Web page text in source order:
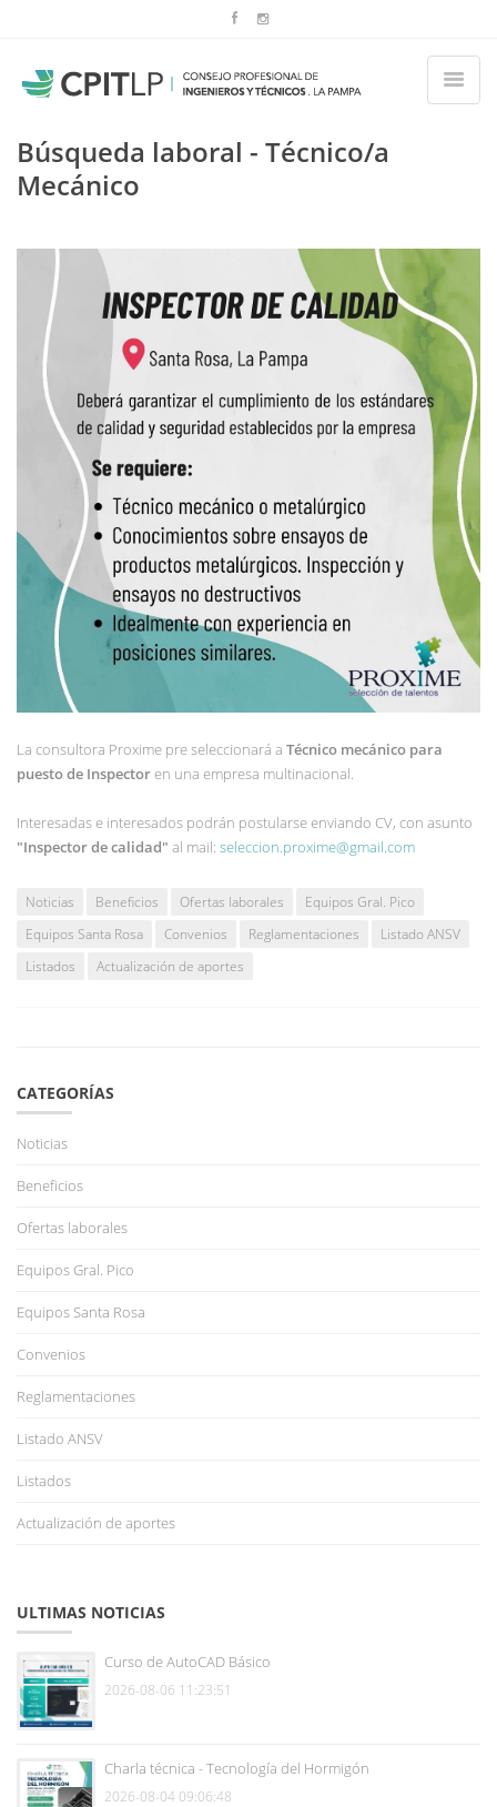
Búsqueda laboral - Técnico/a
Mecánico
La consultora Proxime pre seleccionará a Técnico mecánico para
puesto de Inspectoren una empresa multinacional.
Interesadas e interesados podrán postularse enviando CV, con asunto
"Inspector de calidad" al mail: seleccion.proxime@gmail.com
Noticias Beneficios Ofertas laborales
Equipos Gral. Pico
Equipos Santa Rosa
Convenios Reglamentaciones
Listado ANSV
Listados
Actualización de aportes
CATEGORÍAS
Noticias
Beneficios
Ofertas laborales
Equipos Gral. Pico
Equipos Santa Rosa
Convenios
Reglamentaciones
Listado ANSV
Listados
Actualización de aportes
ULTIMAS NOTICIAS
Curso de AutoCAD Básico
2026-08-06 11:23:51
Charla técnica - Tecnología del Hormigón
2026-08-04 09:06:48